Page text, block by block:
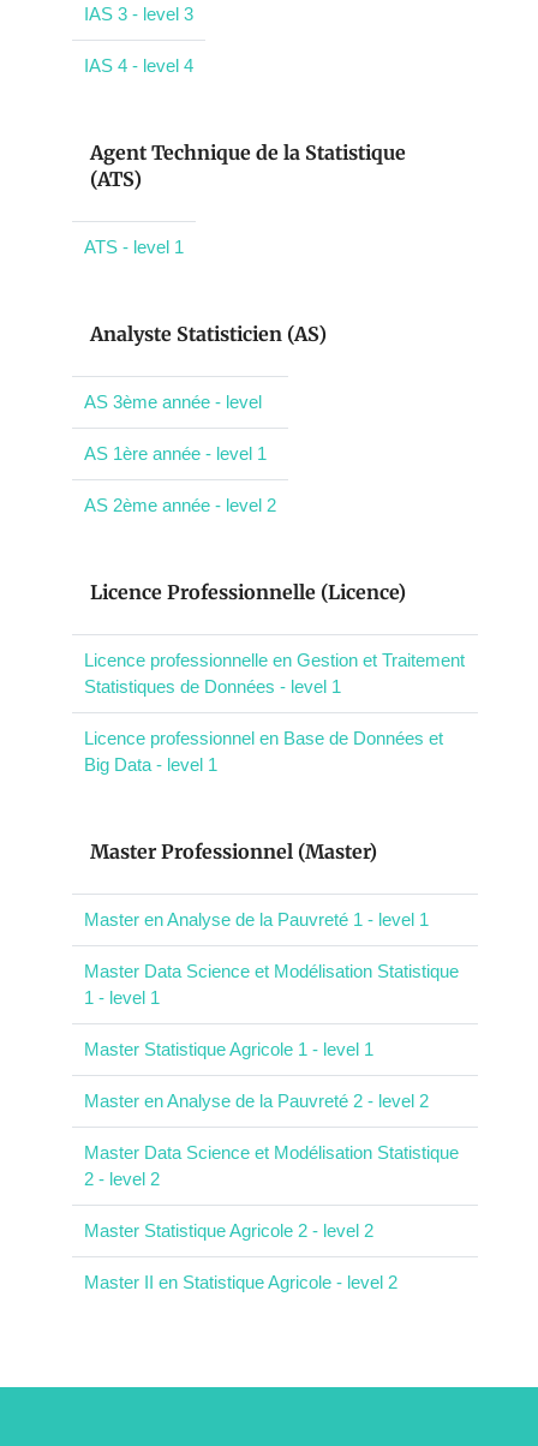
IAS 3 - level 3
IAS 4 - level 4
Agent Technique de la Statistique
(ATS)
ATS - level 1
Analyste Statisticien (AS)
AS 3ème année - level
AS 1ère année - level 1
AS 2ème année - level 2
Licence Professionnelle (Licence)
Licence professionnelle en Gestion et Traitement
Statistiques de Données - level 1
Licence professionnel en Base de Données et
Big Data - level 1
Master Professionnel (Master)
Master en Analyse de la Pauvreté 1 - level 1
Master Data Science et Modélisation Statistique
1 - level 1
Master Statistique Agricole 1 - level 1
Master en Analyse de la Pauvreté 2 - level 2
Master Data Science et Modélisation Statistique
2 - level 2
Master Statistique Agricole 2 - level 2
Master II en Statistique Agricole - level 2